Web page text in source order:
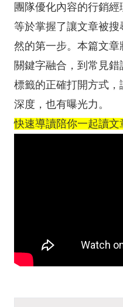
團隊優化內容的行銷
等於掌握了讓文章被
然的第一步。本篇文章
關鍵字融合，到常見
標籤的正確打開方式
深度，也有曝光力。
快速導讀陪你一起讀文